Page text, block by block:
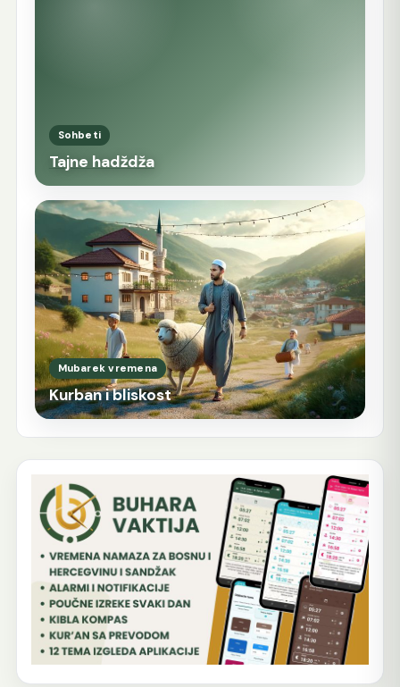
Sohbeti
Tajne hadždža
Mubarek vremena
Kurban i bliskost